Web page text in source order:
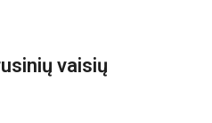
vaisių